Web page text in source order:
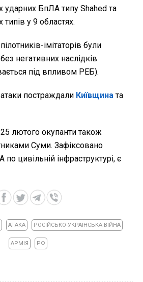
ударних БпЛА типу Shahed та
типів у 9 областях.
імітаторів були
негативних наслідків
під впливом РЕБ).
постраждали Київщината
лютого окупанти також
Суми. Зафіксовано
цивільній інфраструктурі, є
АТАКА РОСІЙСЬКО-УКРАЇНСЬКА ВІЙНА
АРМІЯ РФ